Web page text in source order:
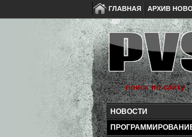
ГЛАВНАЯ АРХИВ
НОВОСТИ